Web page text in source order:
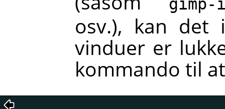
gimp-
osv.), kan det
vinduer er
kommando til